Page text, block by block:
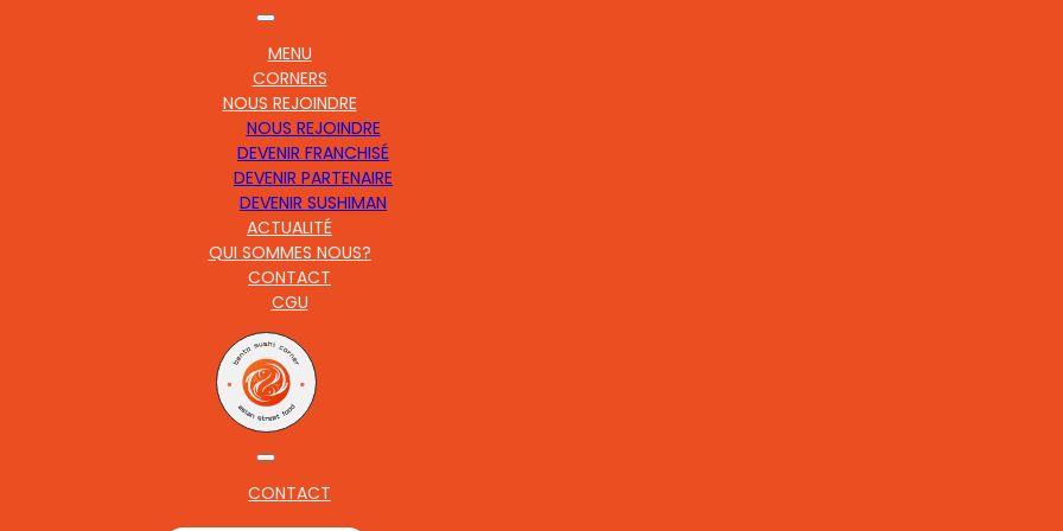
MENU
CORNERS
NOUS REJOINDRE
NOUS REJOINDRE
DEVENIR FRANCHISÉ
DEVENIR PARTENAIRE
DEVENIR SUSHIMAN
ACTUALITÉ
QUI SOMMES NOUS?
CONTACT
CGU
CONTACT